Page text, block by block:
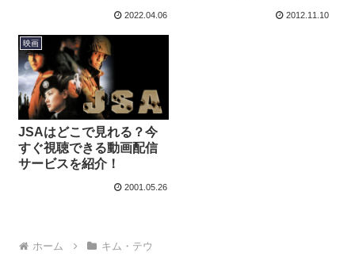
画配信サービスを紹介！
2022.04.06 2012.11.10
映画
JSAはどこで見れる？今
すぐ視聴できる動画配信
サービスを紹介！
2001.05.26
ホーム キム・テウ